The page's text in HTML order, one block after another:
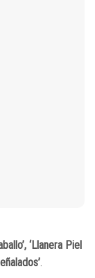
‘Llanera Piel
.